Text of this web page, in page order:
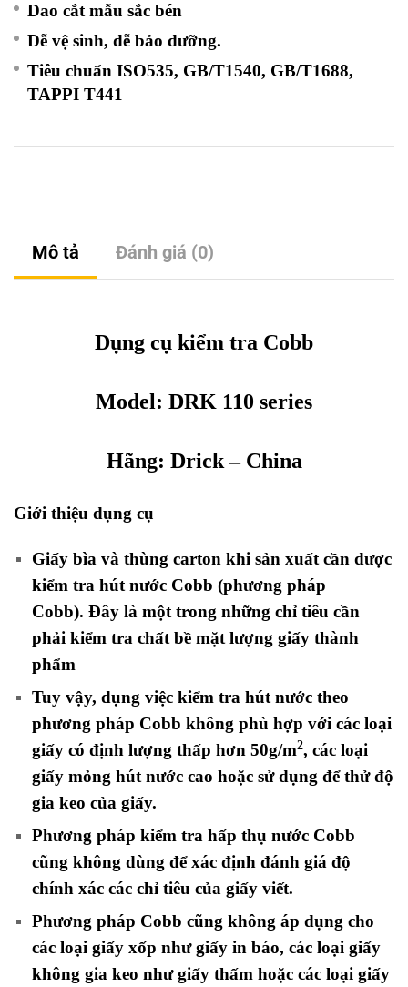
Dao cắt mẫu sắc bén
Dễ vệ sinh, dễ bảo dưỡng.
Tiêu chuẩn ISO535, GB/T1540, GB/T1688,
TAPPI T441
Mô tả Đánh giá (0)
Dụng cụ kiểm tra Cobb
Model: DRK 110 series
Hãng: Drick– China
Giới thiệu dụng cụ
Giấy bìa và thùng carton khi sản xuất cần được
kiểm tra hút nước Cobb (phương pháp
Cobb). Đây là một trong những chỉ tiêu cần
phải kiểm tra chất bề mặt lượng giấy thành
phẩm
Tuy vậy, dụng việc kiểm tra hút nước theo
phương pháp Cobb không phù hợp với các loại
giấy có định lượng thấp hơn 50g/m2, các loại
giấy mỏng hút nước cao hoặc sử dụng để thử độ
gia keo của giấy.
Phương pháp kiểm tra hấp thụ nước Cobb
cũng không dùng để xác định đánh giá độ
chính xác các chỉ tiêu của giấy viết.
Phương pháp Cobb cũng không áp dụng cho
các loại giấy xốp như giấy in báo, các loại giấy
không gia keo như giấy thấm hoặc các loại giấy